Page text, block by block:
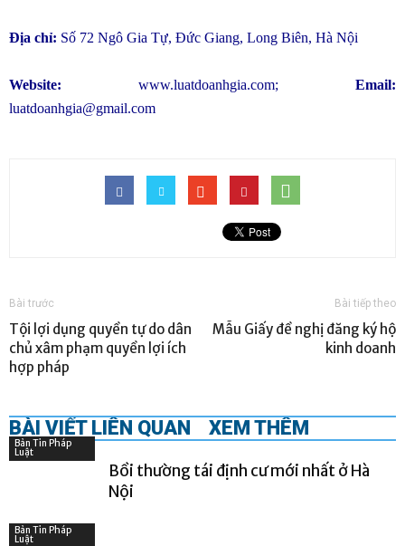
Địa chỉ: Số 72 Ngô Gia Tự, Đức Giang, Long Biên, Hà Nội
Website: www.luatdoanhgia.com; Email:
luatdoanhgia@gmail.com
Bài trước
Tội lợi dụng quyền tự do dân
chủ xâm phạm quyền lợi ích
hợp pháp
Bài tiếp theo
Mẫu Giấy đề nghị đăng ký hộ
kinh doanh
BÀI VIẾT LIÊN QUAN XEM THÊM
Bản Tin Pháp
Luật
Bồi thường tái định cư mới nhất ở Hà
Nội
Bản Tin Pháp
Luật